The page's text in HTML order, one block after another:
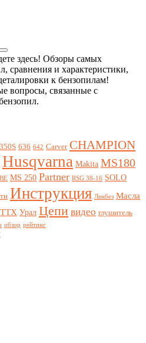
здесь! Обзоры самых
сравнения и характеристики,
к бензопилам!
вопросы, связанные с
350S 636 642 Carver CHAMPION
Husqvarna Makita MS180
MS 250 Partner RSG 38-16 SOLO
Инструкция Ликбез Масла
ТТХ Урал Цепи видео глушитель
обзор рейтинг